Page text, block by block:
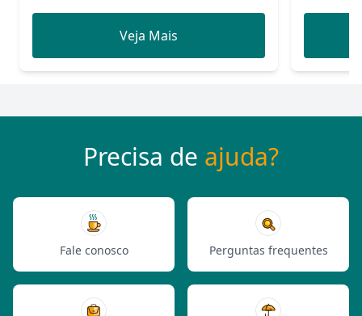
Veja Mais
Precisa de ajuda?
Fale conosco Perguntas frequentes